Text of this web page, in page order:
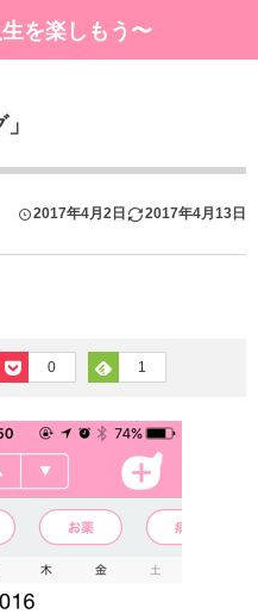
を楽しもう〜
2017年4月2日 2017年4月13日
0 1